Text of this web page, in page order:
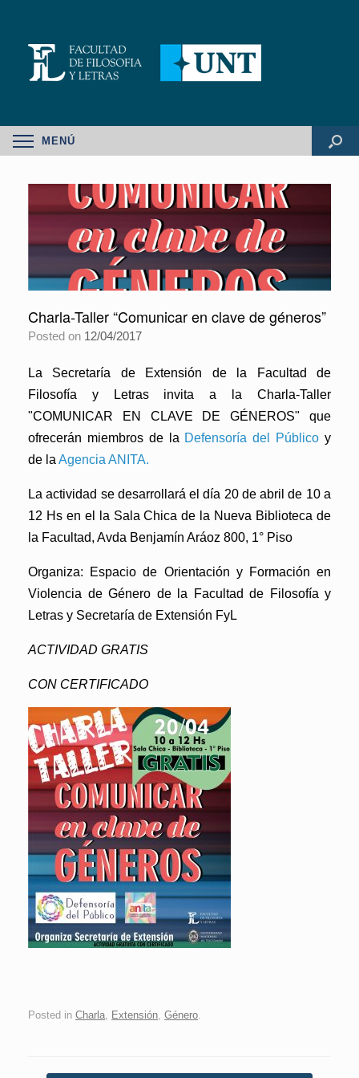
MENÚ
Charla-Taller “Comunicar en clave de géneros”
Posted on 12/04/2017
La Secretaría de Extensión de la Facultad de
Filosofía y Letras invita a la Charla-Taller
"COMUNICAR EN CLAVE DE GÉNEROS" que
ofrecerán miembros de la Defensoría del Público y
de la Agencia ANITA.
La actividad se desarrollará el día 20 de abril de 10 a
12 Hs en el la Sala Chica de la Nueva Biblioteca de
la Facultad, Avda Benjamín Aráoz 800, 1° Piso
Organiza: Espacio de Orientación y Formación en
Violencia de Género de la Facultad de Filosofía y
Letras y Secretaría de Extensión FyL
ACTIVIDAD GRATIS
CON CERTIFICADO
Posted in Charla Extensión Género